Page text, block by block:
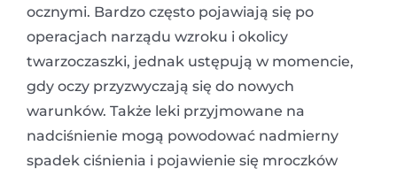
ocznymi. Bardzo często pojawiają się po
operacjach narządu wzroku i okolicy
twarzoczaszki, jednak ustępują w momencie,
gdy oczy przyzwyczają się do nowych
warunków. Także leki przyjmowane na
nadciśnienie mogą powodować nadmierny
spadek ciśnienia i pojawienie się mroczków